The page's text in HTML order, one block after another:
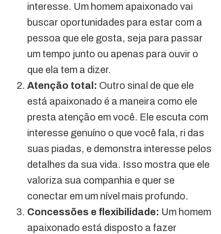
interesse. Um homem apaixonado vai
buscar oportunidades para estar com a
pessoa que ele gosta, seja para passar
um tempo junto ou apenas para ouvir o
que ela tem a dizer.
Atenção total: Outro sinal de que ele
está apaixonado é a maneira como ele
presta atenção em você. Ele escuta com
interesse genuíno o que você fala, ri das
suas piadas, e demonstra interesse pelos
detalhes da sua vida. Isso mostra que ele
valoriza sua companhia e quer se
conectar em um nível mais profundo.
Concessões e flexibilidade: Um homem
apaixonado está disposto a fazer